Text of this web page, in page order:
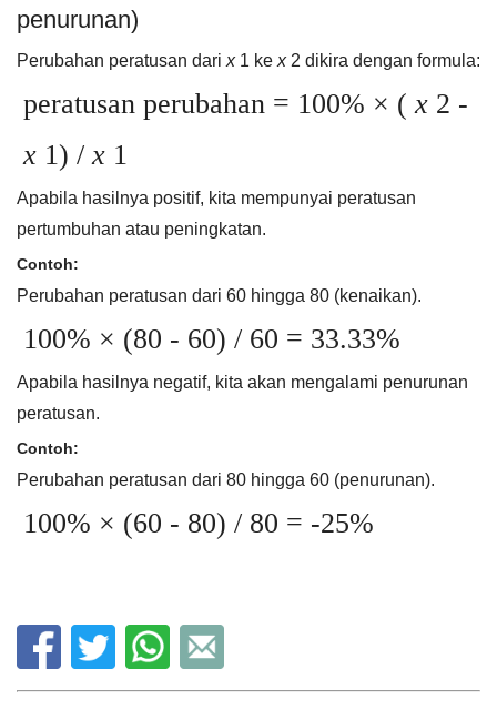
penurunan)
Perubahan peratusan dari x1 ke x2 dikira dengan formula:
peratusan perubahan = 100% × (x 2 -
x 1) /x 1
Apabila hasilnya positif, kita mempunyai peratusan
pertumbuhan atau peningkatan.
Contoh:
Perubahan peratusan dari 60 hingga 80 (kenaikan).
100% × (80 - 60) / 60 = 33.33%
Apabila hasilnya negatif, kita akan mengalami penurunan
peratusan.
Contoh:
Perubahan peratusan dari 80 hingga 60 (penurunan).
100% × (60 - 80) / 80 = -25%